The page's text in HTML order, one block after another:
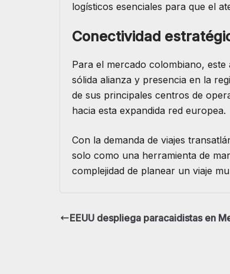
logísticos esenciales para que el
Conectividad
​Para el mercado colombiano,
sólida alianza y presencia en la
de sus principales centros de
hacia esta expandida red europea.
​Con la demanda de viajes
solo como una herramienta de
complejidad de planear un viaje
EEUU despliega paracaidistas en